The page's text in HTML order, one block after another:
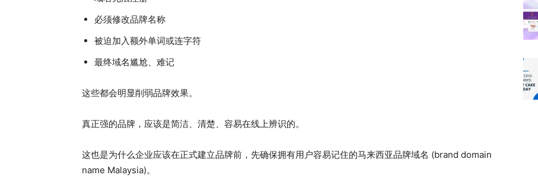
必须修改品牌名称
被迫加入额外单词或连字符
最终域名尴尬、难记
这些都会明显削弱品牌效果。
真正强的品牌，应该是简洁、清楚、容易在线上辨识的。
这也是为什么企业应该在正式建立品牌前，先确保拥有用户容易记住的马来西亚品牌域名 (brand domain
name Malaysia)。